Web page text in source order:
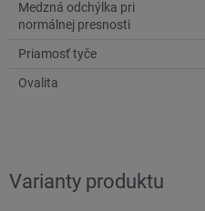
Medzná odchýlka pri
normálnej presnosti
Priamosť tyče
Ovalita
Varianty produktu